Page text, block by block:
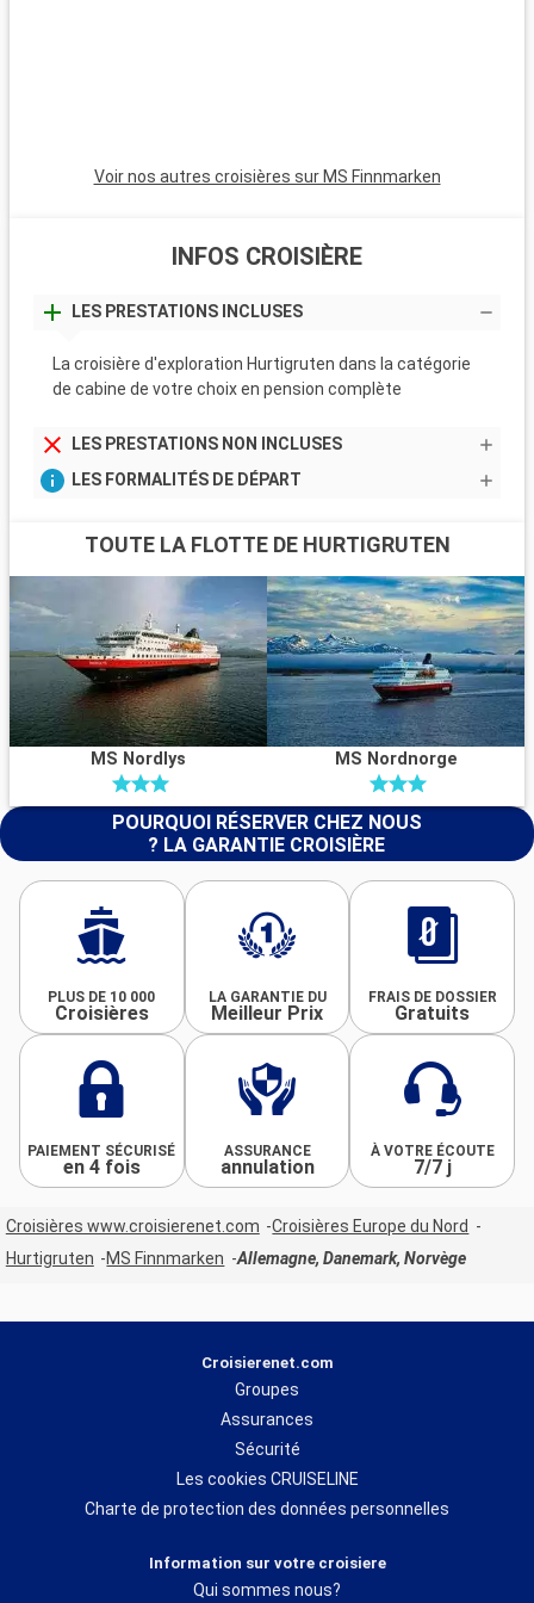
Voir nos autres croisières sur MS Finnmarken
INFOS CROISIÈRE
LES PRESTATIONS INCLUSES
La croisière d'exploration Hurtigruten dans la catégorie
de cabine de votre choix en pension complète
LES PRESTATIONS NON INCLUSES
LES FORMALITÉS DE DÉPART
TOUTE LA FLOTTE DE HURTIGRUTEN
MS Nordlys MS Nordnorge
POURQUOI RÉSERVER CHEZ NOUS
? LA GARANTIE CROISIÈRE
PLUS DE 10 000
Croisières
LA GARANTIE DU
Meilleur Prix
FRAIS DE DOSSIER
Gratuits
PAIEMENT SÉCURISÉ
en 4 fois
ASSURANCE
annulation
À VOTRE ÉCOUTE
7/7 j
Croisières www.croisierenet.com
Croisières Europe du Nord
Hurtigruten
MS Finnmarken Allemagne, Danemark, Norvège
Croisierenet.com
Groupes
Assurances
Sécurité
Les cookies CRUISELINE
Charte de protection des données personnelles
Information sur votre croisiere
Qui sommes nous?